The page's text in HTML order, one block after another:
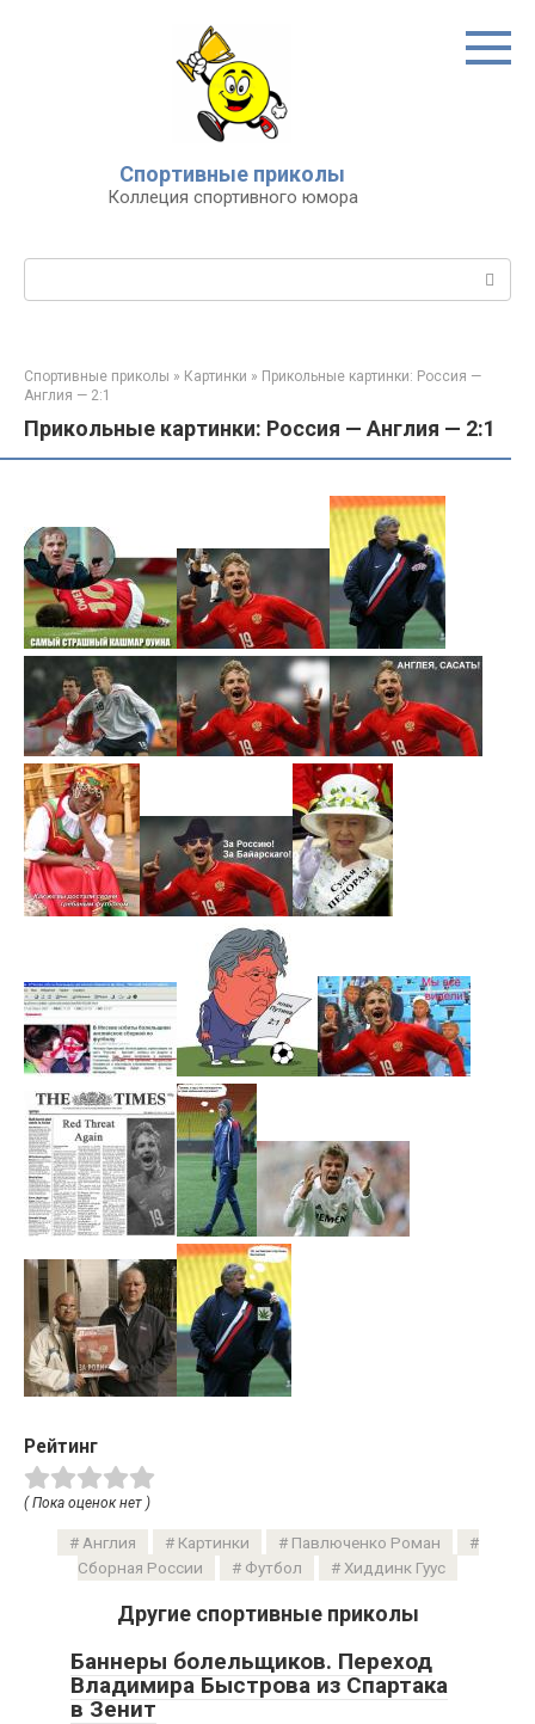
Спортивные приколы
Коллеция спортивного юмора
Спортивные приколы » Картинки » Прикольные картинки: Россия —
Англия — 2:1
Прикольные картинки: Россия — Англия — 2:1
Рейтинг
( Пока оценок нет )
Англия Картинки
Павлюченко Роман
Сборная России
Футбол Хиддинк Гуус
Другие спортивные приколы
Баннеры болельщиков. Переход
Владимира Быстрова из Спартака
в Зенит